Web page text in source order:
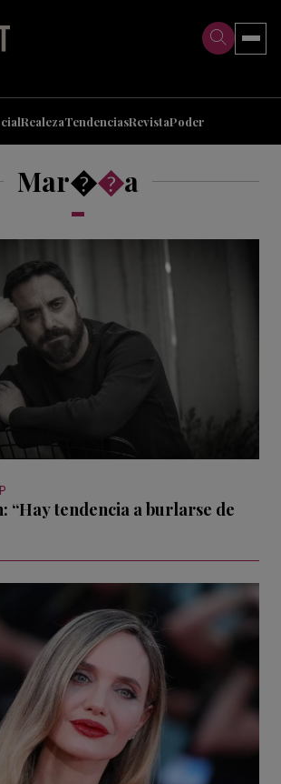
RealezaTendenciasRevistaPoder
Mar��a
“Hay tendencia a burlarse de